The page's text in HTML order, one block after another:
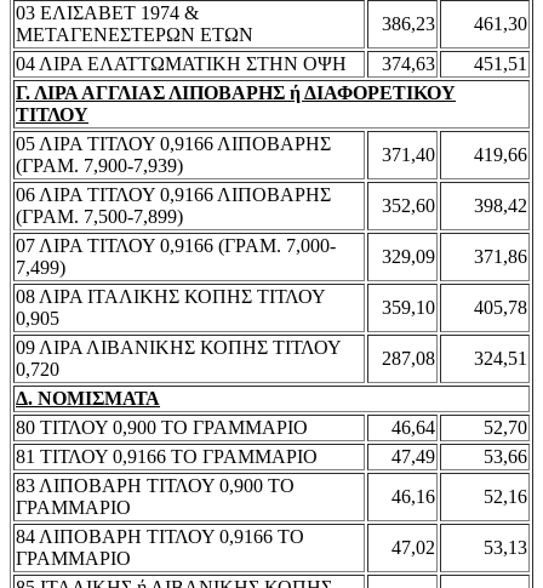
03 ΕΛΙΣΑΒΕΤ 1974 &
ΜΕΤΑΓΕΝΕΣΤΕΡΩΝ ΕΤΩΝ
386,23
461,30
04 ΛΙΡΑ ΕΛΑΤΤΩΜΑΤΙΚΗ ΣΤΗΝ ΟΨΗ
374,63
451,51
Γ. ΛΙΡΑ ΑΓΓΛΙΑΣ ΛΙΠΟΒΑΡΗΣ ή ΔΙΑΦΟΡΕΤΙΚΟΥ
ΤΙΤΛΟΥ
05 ΛΙΡΑ ΤΙΤΛΟΥ 0,9166 ΛΙΠΟΒΑΡΗΣ
(ΓΡΑΜ. 7,900-7,939)
371,40
419,66
06 ΛΙΡΑ ΤΙΤΛΟΥ 0,9166 ΛΙΠΟΒΑΡΗΣ
(ΓΡΑΜ. 7,500-7,899)
352,60
398,42
07 ΛΙΡΑ ΤΙΤΛΟΥ 0,9166 (ΓΡΑΜ. 7,000-
7,499)
329,09
371,86
08 ΛΙΡΑ ΙΤΑΛΙΚΗΣ ΚΟΠΗΣ ΤΙΤΛΟΥ
0,905
359,10
405,78
09 ΛΙΡΑ ΛΙΒΑΝΙΚΗΣ ΚΟΠΗΣ ΤΙΤΛΟΥ
0,720
287,08
324,51
Δ. ΝΟΜΙΣΜΑΤΑ
80 ΤΙΤΛΟΥ 0,900 ΤΟ ΓΡΑΜΜΑΡΙΟ
46,64
52,70
81 ΤΙΤΛΟΥ 0,9166 ΤΟ ΓΡΑΜΜΑΡΙΟ
47,49
53,66
83 ΛΙΠΟΒΑΡΗ ΤΙΤΛΟΥ 0,900 ΤΟ
ΓΡΑΜΜΑΡΙΟ
46,16
52,16
84 ΛΙΠΟΒΑΡΗ ΤΙΤΛΟΥ 0,9166 ΤΟ
ΓΡΑΜΜΑΡΙΟ
47,02
53,13